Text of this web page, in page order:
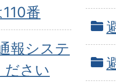
番
報システ
ださい